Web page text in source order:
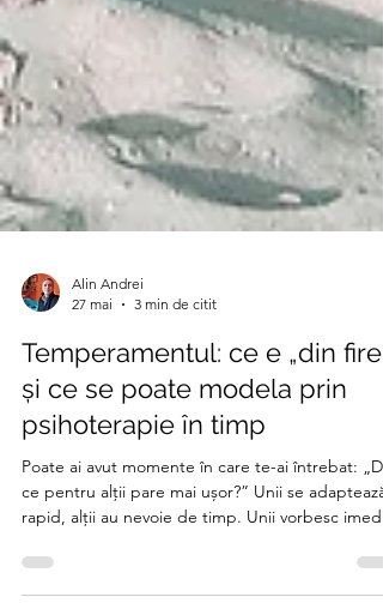
3 min de citit
Temperamentul: ce e „din fire”
și ce se poate modela prin
psihoterapie în timp
Poate ai avut momente în care te-ai întrebat: „De
ce pentru alții pare mai ușor?” Unii se adaptează
rapid, alții au nevoie de timp. Unii vorbesc